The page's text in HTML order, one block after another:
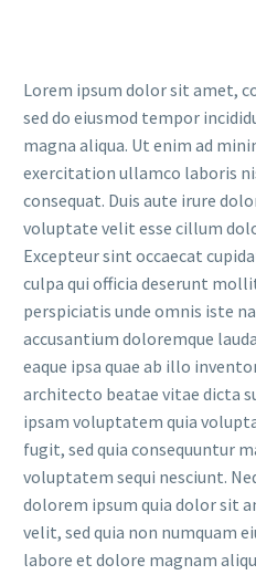
Lorem ipsum dolor sit amet,
sed do eiusmod tempor
magna aliqua. Ut enim ad
exercitation ullamco laboris
consequat. Duis aute irure
voluptate velit esse cillum
Excepteur sint occaecat
culpa qui officia deserunt
perspiciatis unde omnis iste
accusantium doloremque
eaque ipsa quae ab illo
architecto beatae vitae dicta
ipsam voluptatem quia
fugit, sed quia consequuntur
voluptatem sequi nesciunt.
dolorem ipsum quia dolor sit
velit, sed quia non numquam
labore et dolore magnam